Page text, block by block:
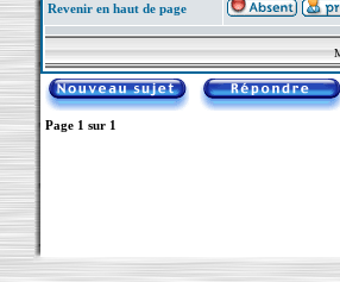
Revenir en haut de page
Page 1 sur 1